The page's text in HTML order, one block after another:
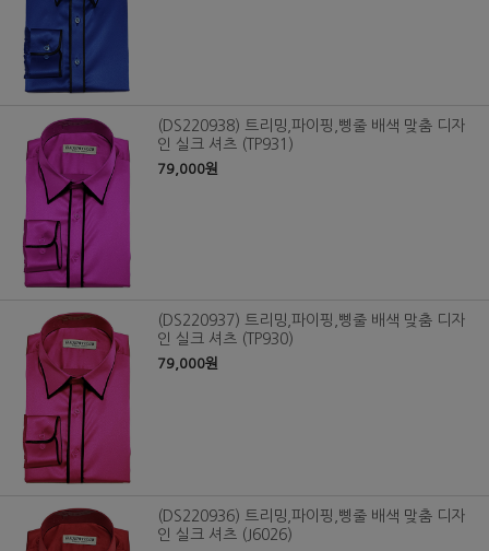
(DS220938) 트리밍,파이핑,삥줄 배색 맞춤 디자
인 실크 셔츠 (TP931)
79,000원
(DS220937) 트리밍,파이핑,삥줄 배색 맞춤 디자
인 실크 셔츠 (TP930)
79,000원
(DS220936) 트리밍,파이핑,삥줄 배색 맞춤 디자
인 실크 셔츠 (J6026)